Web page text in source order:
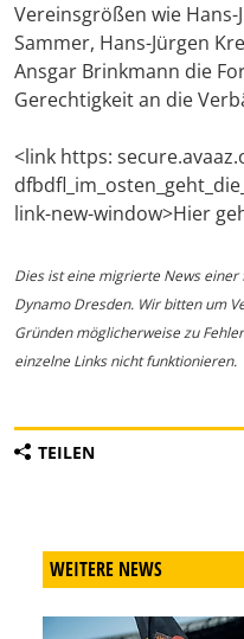
Vereinsgrößen wie Hans-
Sammer, Hans-Jürgen
Ansgar Brinkmann die
Gerechtigkeit an die
<link https:
link-new-window>Hier
Dies ist eine migrierte News
Dynamo Dresden. Wir bitten um
Gründen möglicherweise zu
einzelne Links nicht funktionieren.
TEILEN
WEITERE NEWS